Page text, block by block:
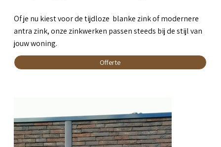
Of je nu kiest voor de tijdloze blanke zink of modernere
antra zink, onze zinkwerken passen steeds bij de stijl van
jouw woning.
Offerte